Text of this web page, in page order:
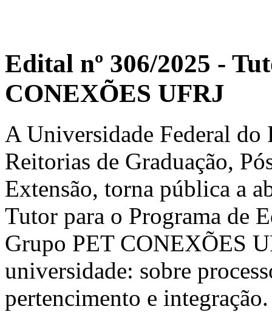
Edital nº 306/2025 -
CONEXÕES UFRJ
A Universidade Federal do
Reitorias de Graduação,
Extensão, torna pública a
Tutor para o Programa de
Grupo PET CONEXÕES
universidade: sobre
pertencimento e integração.